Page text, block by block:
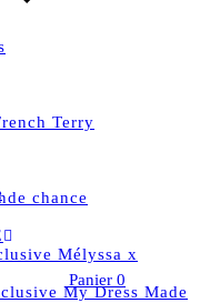
Terry
chance
Mélyssa x
My Dress Made
Panier 0